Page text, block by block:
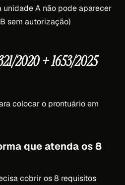
unidade A não pode aparecer
sem autorização)
2020 + 1653/2025
colocar o prontuário em
que atenda os 8
cobrir os 8 requisitos